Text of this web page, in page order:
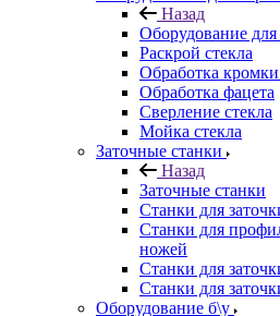
Назад
Оборудование для
Раскрой стекла
Обработка кромки
Обработка фацета
Сверление стекла
Мойка стекла
Заточные станки
Назад
Заточные станки
Станки для
Станки для
ножей
Станки для
Станки для
Оборудование б\у